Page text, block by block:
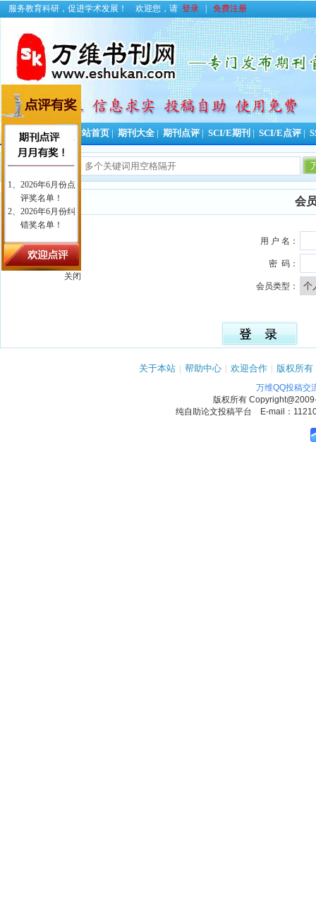
服务教育科研，促进学术发展！ 欢迎您，请 登录 免费注册
投稿好助手！ 网站首页 期刊大全 期刊点评 SCI/E期刊 SCI/E点评
关闭
会
用 户 名：
密 码：
会员类型：
关于本站 | 帮助中心 | 欢迎合作 | 版权所有
万维QQ投稿交
版权所有
纯自助论文投稿平台 E-mail：